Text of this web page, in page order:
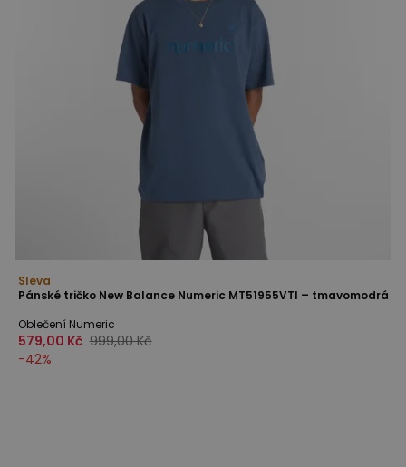
Sleva
Pánské tričko New Balance Numeric MT51955VTI – tmavomodrá
Oblečení Numeric
579,00 Kč 999,00 Kč
-42%